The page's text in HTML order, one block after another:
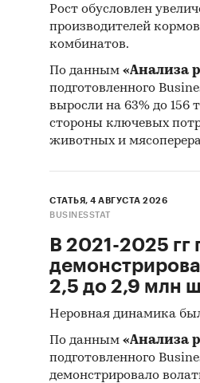
Рост обусловлен
производителей
комбинатов.
По данным «Анализа
подготовленного
выросли на 63% до 156
стороны ключевых
животных и
СТАТЬЯ, 4 АВГУСТА 2026
BUSINESSTAT
В 2021-2025 гг
2,5 до 2,9 млн
Неровная динамика
По данным «Анализа
подготовленного
демонстрировало